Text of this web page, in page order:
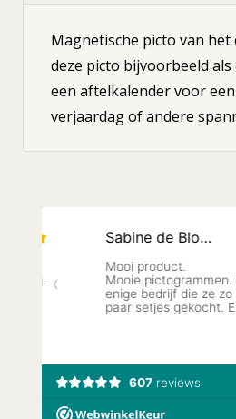
Magnetische picto van het
deze picto bijvoorbeeld
een aftelkalender voor
verjaardag of andere